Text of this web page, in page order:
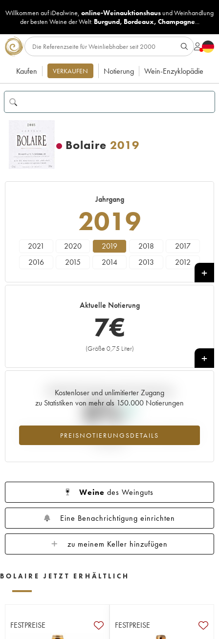
Willkommen auf iDealwine, online-Weinauktionshaus undWeinhandlung
der besten Weine der Welt: Burgund, Bordeaux, Champagne...
Kaufen VERKAUFEN Notierung Wein-Enzyklopädie
Bolaire 2019
Jahrgang
2019
2021 2020 2019 2018
2017
2016
2015 2014 2013
2012
Aktuelle Notierung
7€
(Größe 0,75 Liter)
+
Kostenloser und unlimitierter Zugang
zu Statistiken von mehr als 150.000 Notierungen
PREISNOTIERUNGSDETAILS
Aktuelle Entwicklung der Preisnotierung
0%
Preisanstiegs des Jahrgangs 2019 im Jahr 2026 im Vergleich zum
Weine des Weinguts
Eine Benachrichtigung einrichten
zu meinem Keller hinzufügen
BOLAIRE JETZT ERHÄLTLICH
FESTPREISE FESTPREISE